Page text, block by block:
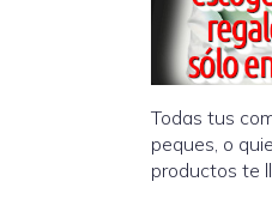
Todas tus
peques, o
productos te